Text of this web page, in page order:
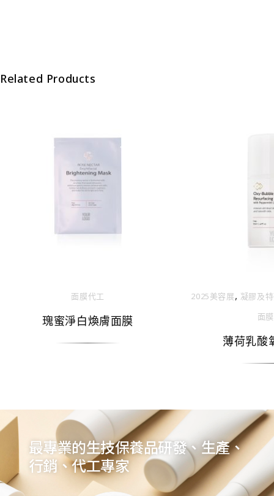
Related Products
面膜代工
瑰蜜淨白煥膚面膜
2025美容展, 凝膠及
面
薄荷乳酸
最專業的生技保養品研發、生產、
行銷、代工專家